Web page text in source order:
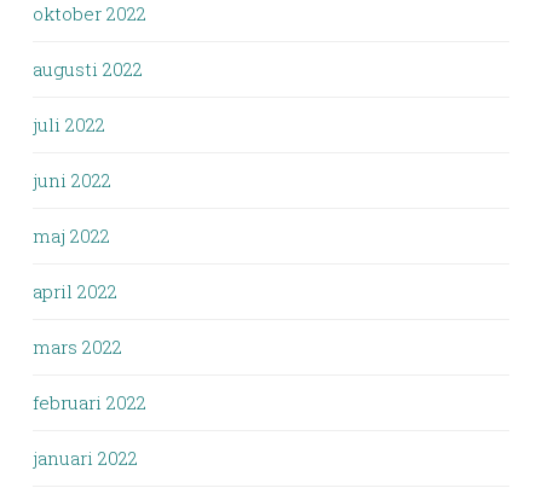
oktober 2022
augusti 2022
juli 2022
juni 2022
maj 2022
april 2022
mars 2022
februari 2022
januari 2022